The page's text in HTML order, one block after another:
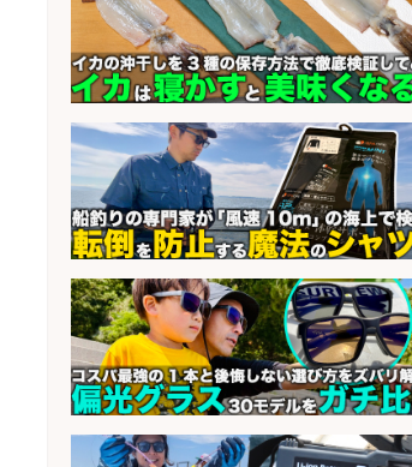
sponsored by 求人ボックス
オキアミをはじめとする釣り餌の
「製造」/釣り好き歓迎
会社名 広松久水産株式会社
sponsored by 求人ボックス
福岡/未経験歓迎「ルート営業」/釣
り好き歓迎/インセンティブ
会社名 広松久水産株式会社
sponsored by 求人ボックス
魚のプロとして活躍食を支える「鮮
魚加工・販売スタッフ」